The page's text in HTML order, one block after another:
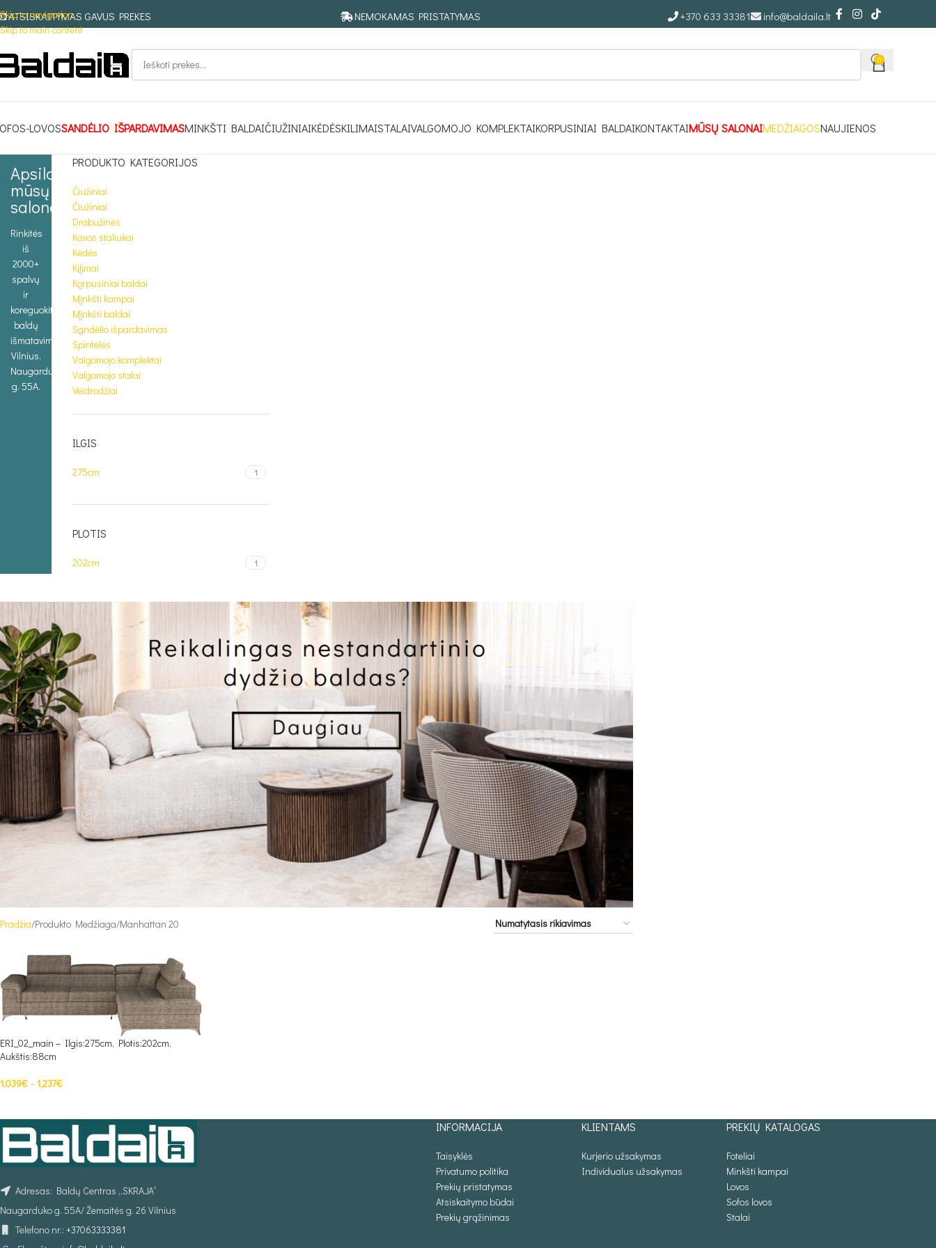
Skip to navigation
Skip to main content
ATSISKAITYMAS GAVUS PREKES NEMOKAMAS PRISTATYMAS +370 633 33381 info@baldaila.lt
0
LOVOSSANDĖLIO IŠPARDAVIMASMINKŠTI BALDAIČIUŽINIAIKĖDĖSKILIMAISTALAIVALGOMOJO KOMPLEKTAIKORPUSINIAI BALDAIKONTAKTAIMŪSŲ SALONAIMEDŽIAGOSNAUJIENOS
Apsilankykite
mūsų
salone
Rinkitės
iš
2000+
spalvų
ir
koreguokite
baldų
išmatavimus.
Vilnius,
Naugarduko
g. 55A.
PRODUKTO KATEGORIJOS
Čiužiniai
Čiužiniai
Drabužinės
Kavos staliukai
Kėdės
Kilimai
Korpusiniai baldai
Minkšti kampai
Minkšti baldai
Sandėlio išpardavimas
Spintelės
Valgomojo komplektai
Valgomojo stalai
Veidrodžiai
ILGIS
275cm 1
PLOTIS
202cm 1
Pradžia Produkto Medžiaga Manhattan 20
ERI_02_main – Ilgis:275cm, Plotis:202cm,
Aukštis:88cm
1,039€–1,237€
Adresas: Baldų Centras „SKRAJA“
Naugarduko g. 55A/ Žemaitės g. 26 Vilnius
Telefono nr.: +37063333381
INFORMACIJA
Taisyklės
Privatumo politika
Prekių pristatymas
Atsiskaitymo būdai
Prekių grąžinimas
KLIENTAMS
Kurjerio užsakymas
Individualus užsakymas
PREKIŲ KATALOGAS
Foteliai
Minkšti kampai
Lovos
Sofos lovos
Stalai